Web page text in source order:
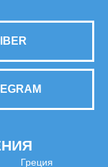
Греция